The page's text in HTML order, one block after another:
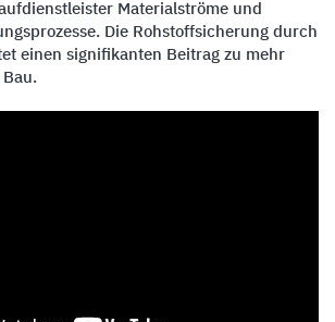
Materialströme und
Die Rohstoffsicherung durch
einen signifikanten Beitrag zu mehr
Bau.